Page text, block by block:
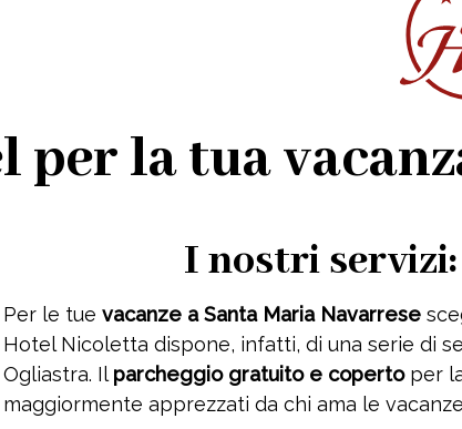
per la tua
I nostri
Per le tue vacanze a Santa Maria Navarrese
Hotel Nicoletta dispone, infatti, di una serie di
Ogliastra. Il parcheggio gratuito e copertoper
maggiormente apprezzati da chi ama le